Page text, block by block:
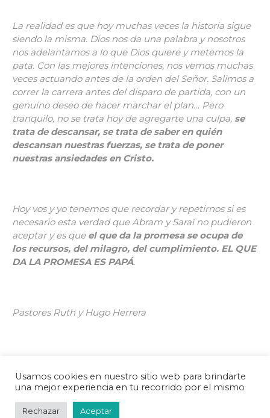
La realidad es que hoy muchas veces la historia sigue
siendo la misma. Dios nos da una palabra y nosotros
nos adelantamos a lo que Dios quiere y metemos la
pata. Con las mejores intenciones, nos vemos muchas
veces actuando antes de la orden del Señor. Salimos a
correr la carrera antes del disparo de partida, con un
genuino deseo de hacer marchar el plan… Pero
tranquilo, no se trata hoy de agregarte una culpa, se
trata de descansar, se trata de saber en quién
descansan nuestras fuerzas, se trata de poner
nuestras ansiedades en Cristo.
Hoy vos y yo tenemos que recordar y repetirnos si es
necesario esta verdad que Abram y Saraí no pudieron
aceptar y es que el que da la promesa se ocupa de
los recursos, del milagro, del cumplimiento. EL QUE
DA LA PROMESA ES PAPÁ.
Pastores Ruth y Hugo Herrera
Usamos cookies en nuestro sitio web para brindarte
una mejor experiencia en tu recorrido por el mismo
Rechazar Aceptar